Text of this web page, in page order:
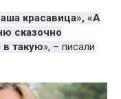
красавица», «А
сказочно
такую», – писали